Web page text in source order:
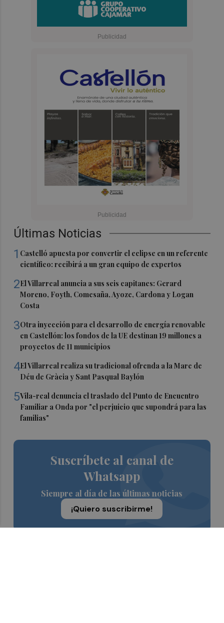
Últimas Noticias
1 Castelló apuesta por convertir el eclipse en un referente
científico: recibirá a un gran equipo de expertos
2El Villarreal anuncia a sus seis capitanes: Gerard
Moreno, Foyth, Comesaña, Ayoze, Cardona y Logan
Costa
3Otra inyección para el desarrollo de energía renovable
en Castellón: los fondos de la UE destinan 19 millones a
proyectos de 11 municipios
4El Villarreal realiza su tradicional ofrenda a la Mare de
Déu de Gràcia y Sant Pasqual Baylón
5Vila-real denuncia el traslado del Punto de Encuentro
Familiar a Onda por "el perjuicio que supondrá para las
familias"
Suscríbete al canal de
Whatsapp
Siempre al día de las últimas noticias
¡Quiero suscribirme!